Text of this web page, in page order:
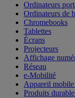
Ordinateurs
Ordinateurs de
Chromebooks
Tablettes
Écrans
Projecteurs
Affichage
Réseau
e-Mobilité
Appareil
Produits